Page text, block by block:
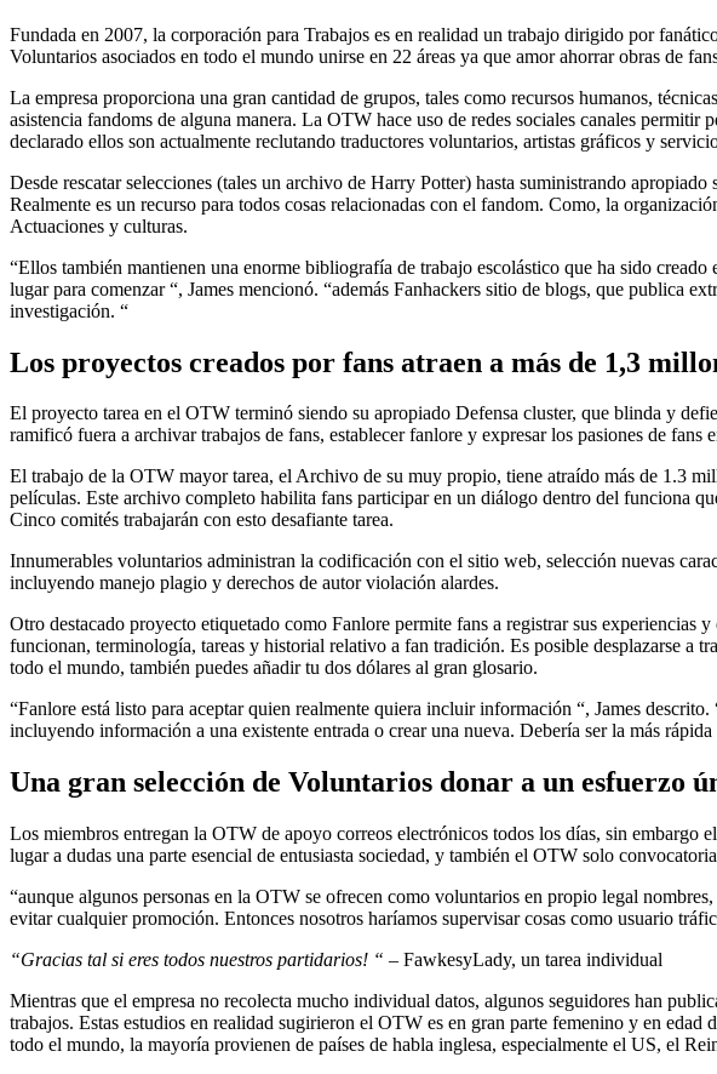
Fundada en 2007, la corporación para Trabajos es en realidad un trabajo dirigido por
Voluntarios asociados en todo el mundo unirse en 22 áreas ya que amor ahorrar obras de
La empresa proporciona una gran cantidad de grupos, tales como recursos humanos,
asistencia fandoms de alguna manera. La OTW hace uso de redes sociales canales
declarado ellos son actualmente reclutando traductores voluntarios, artistas gráficos y
Desde rescatar selecciones (tales un archivo de Harry Potter) hasta suministrando
Realmente es un recurso para todos cosas relacionadas con el fandom. Como, la
Actuaciones y culturas.
“Ellos también mantienen una enorme bibliografía de trabajo escolástico que ha sido
lugar para comenzar “, James mencionó. “además Fanhackers sitio de blogs, que publica
investigación. “
Los proyectos creados por fans atraen a más de 1,3
El proyecto tarea en el OTW terminó siendo su apropiado Defensa cluster, que blinda y
ramificó fuera a archivar trabajos de fans, establecer fanlore y expresar los pasiones de fans
El trabajo de la OTW mayor tarea, el Archivo de su muy propio, tiene atraído más de 1.3
películas. Este archivo completo habilita fans participar en un diálogo dentro del funciona
Cinco comités trabajarán con esto desafiante tarea.
Innumerables voluntarios administran la codificación con el sitio web, selección nuevas
incluyendo manejo plagio y derechos de autor violación alardes.
Otro destacado proyecto etiquetado como Fanlore permite fans a registrar sus
funcionan, terminología, tareas y historial relativo a fan tradición. Es posible desplazarse a
todo el mundo, también puedes añadir tu dos dólares al gran glosario.
“Fanlore está listo para aceptar quien realmente quiera incluir información “, James
incluyendo información a una existente entrada o crear una nueva. Debería ser la más
Una gran selección de Voluntarios donar a un esfuerzo
Los miembros entregan la OTW de apoyo correos electrónicos todos los días, sin embargo
lugar a dudas una parte esencial de entusiasta sociedad, y también el OTW solo
“aunque algunos personas en la OTW se ofrecen como voluntarios en propio legal
evitar cualquier promoción. Entonces nosotros haríamos supervisar cosas como usuario
“Gracias tal si eres todos nuestros partidarios! “ – FawkesyLady, un tarea individual
Mientras que el empresa no recolecta mucho individual datos, algunos seguidores han
trabajos. Estas estudios en realidad sugirieron el OTW es en gran parte femenino y en
todo el mundo, la mayoría provienen de países de habla inglesa, especialmente el US, el